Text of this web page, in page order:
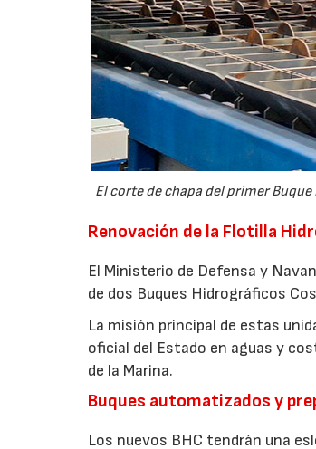
El corte de chapa del primer
Renovación de la Flotilla
El Ministerio de Defensa y
de dos Buques Hidrográficos
La misión principal de estas
oficial del Estado en aguas y
de la Marina.
Buques automatizados y
Los nuevos BHC tendrán una